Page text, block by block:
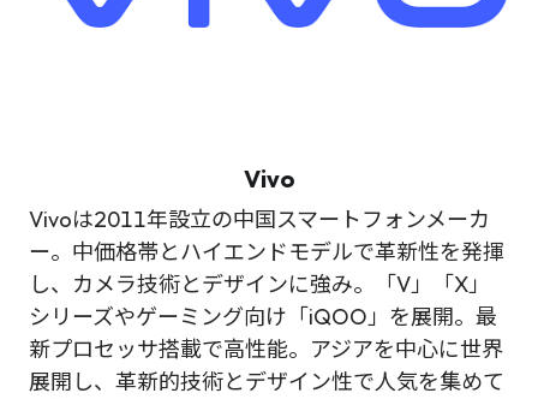
Vivo
Vivoは2011年設立の中国スマートフォンメーカ
ー。中価格帯とハイエンドモデルで革新性を発揮
し、カメラ技術とデザインに強み。「V」「X」
シリーズやゲーミング向け「iQOO」を展開。最
新プロセッサ搭載で高性能。アジアを中心に世界
展開し、革新的技術とデザイン性で人気を集めて